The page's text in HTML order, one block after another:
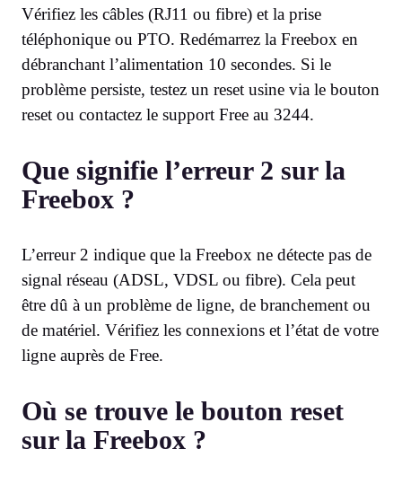
Vérifiez les câbles (RJ11 ou fibre) et la prise
téléphonique ou PTO. Redémarrez la Freebox en
débranchant l’alimentation 10 secondes. Si le
problème persiste, testez un reset usine via le bouton
reset ou contactez le support Free au 3244.
Que signifie l’erreur 2 sur la
Freebox ?
L’erreur 2 indique que la Freebox ne détecte pas de
signal réseau (ADSL, VDSL ou fibre). Cela peut
être dû à un problème de ligne, de branchement ou
de matériel. Vérifiez les connexions et l’état de votre
ligne auprès de Free.
Où se trouve le bouton reset
sur la Freebox ?